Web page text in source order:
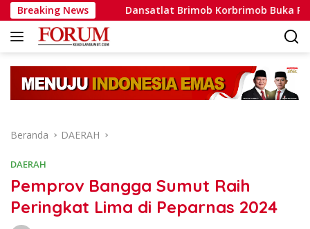
Langsung
ke
konten
Breaking News
Nyata Dansatlat Brimob Korbrimob Buka Pelatihan
Beranda DAERAH
DAERAH
Pemprov Bangga Sumut Raih
Peringkat Lima di Peparnas 2024